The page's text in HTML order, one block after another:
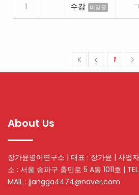
1 수강 비밀글 ㄱ
1
About Us
장가윤영어연구소 | 대표 : 장가윤 | 사업
소 : 서울 송파구 충민로 5 A동 1011호 |
MAIL : jjangga4474@naver.com